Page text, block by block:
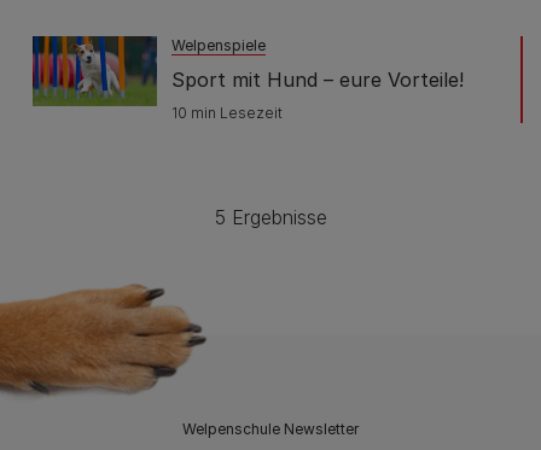
Welpenspiele
Sport mit Hund – eure Vorteile!
10 min Lesezeit
5 Ergebnisse
Welpenschule Newsletter